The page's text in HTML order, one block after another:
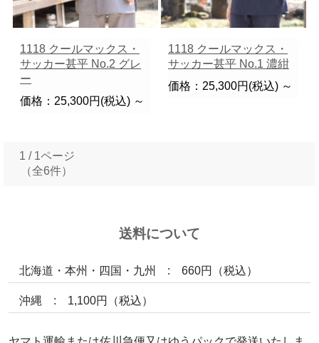
1118 クールマックス・
サッカー甚平 No.2 グレ
ー
価格：25,300円(税込) ～
1118 クールマックス・
サッカー甚平 No.1 濃紺
価格：25,300円(税込) ～
1 / 1ページ
（全6件）
送料について
北海道・本州・四国・九州 : 660円（税込）
沖縄 : 1,100円（税込）